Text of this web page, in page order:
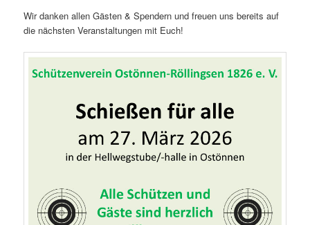
Wir danken allen Gästen & Spendern und freuen uns bereits auf
die nächsten Veranstaltungen mit Euch!